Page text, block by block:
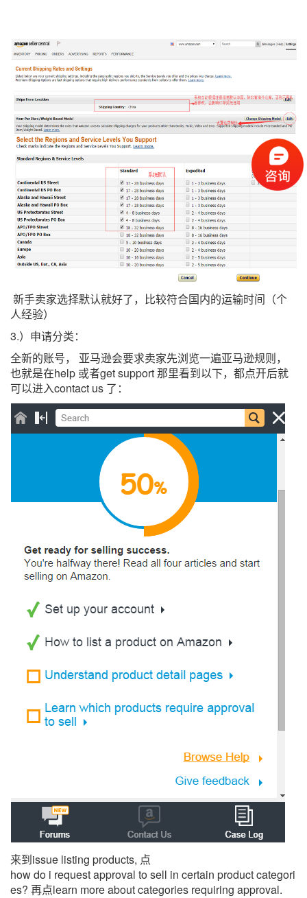
新手卖家选择默认就好了，比较符合国内的运输时间（个
人经验）
3.）申请分类：
全新的账号， 亚马逊会要求卖家先浏览一遍亚马逊规则，
也就是在help 或者get support那里看到以下，都点开后就
可以进入contact us 了：
来到issue listing products, 点
how do i request approval to sell in certain product categori
es? 再点learn more about categories requiring approval.